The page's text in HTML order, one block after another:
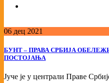
06 дец 2021
БУНТ – ПРАВА СРБИЈА
ПОСТОЈАЊА
Јуче је у централи Праве